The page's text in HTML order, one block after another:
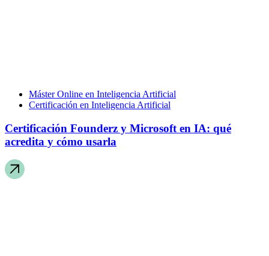
Máster Online en Inteligencia Artificial
Certificación en Inteligencia Artificial
Certificación Founderz y Microsoft en IA: qué
acredita y cómo usarla